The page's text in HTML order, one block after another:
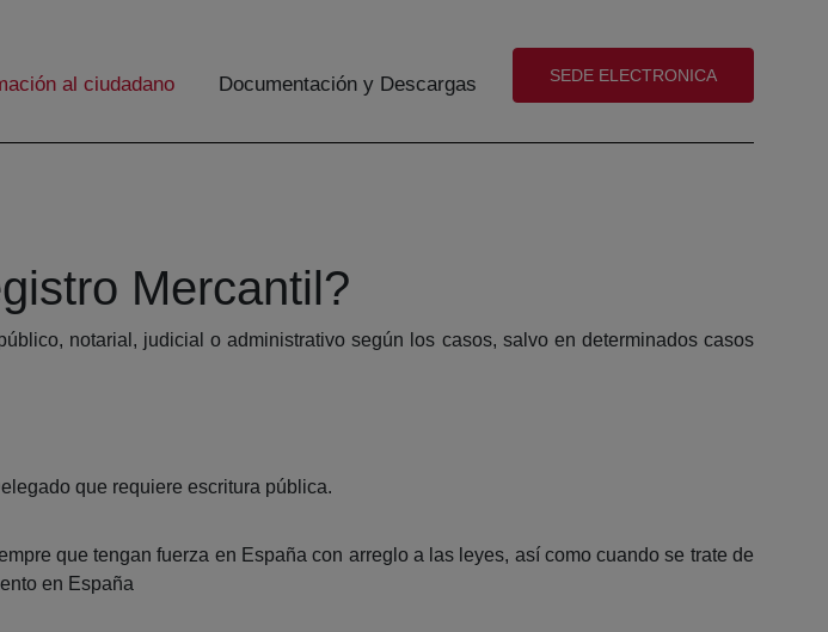
al ciudadano Documentación y Descargas (abre en nueva ventana)
SEDE ELECTRONICA
Mercantil?
notarial, judicial o administrativo según los casos, salvo en determinados casos
que requiere escritura pública.
que tengan fuerza en España con arreglo a las leyes, así como cuando se trate de
en España